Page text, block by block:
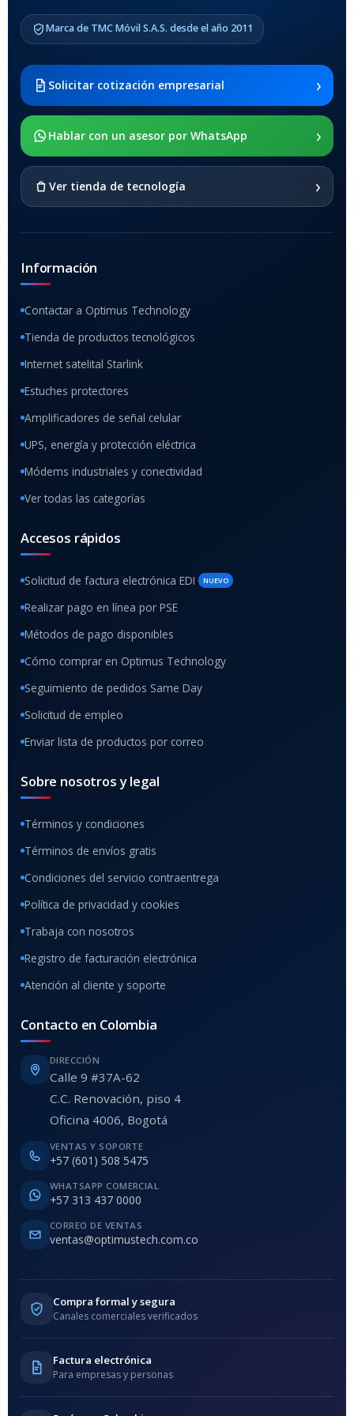
COMPATIBLES
2021 SM-x200 / Samsung
Galaxy Tab A8 10.5 2021 SM-
x205
SOPORTE DE APOYO
Marca de TMC Móvil S.A.S. desde el año 2011
Solicitar cotización empresarial ›
Hablar con un asesor por WhatsApp ›
Ver tienda de tecnología ›
Información
Contactar a Optimus Technology
Tienda de productos tecnológicos
Internet satelital Starlink
Estuches protectores
Amplificadores de señal celular
UPS, energía y protección eléctrica
Módems industriales y conectividad
Ver todas las categorías
Accesos rápidos
Solicitud de factura electrónica EDI NUEVO
Realizar pago en línea por PSE
Métodos de pago disponibles
Cómo comprar en Optimus Technology
Seguimiento de pedidos Same Day
Solicitud de empleo
Enviar lista de productos por correo
Sobre nosotros y legal
Términos y condiciones
Términos de envíos gratis
Condiciones del servicio contraentrega
Política de privacidad y cookies
Trabaja con nosotros
Registro de facturación electrónica
Atención al cliente y soporte
Contacto en Colombia
DIRECCIÓN
Calle 9 #37A-62
C.C. Renovación, piso 4
Oficina 4006, Bogotá
VENTAS Y SOPORTE
+57 (601) 508 5475
WHATSAPP COMERCIAL
+57 313 437 0000
CORREO DE VENTAS
ventas@optimustech.com.co
Compra formal y segura
Canales comerciales verificados
Factura electrónica
Para empresas y personas